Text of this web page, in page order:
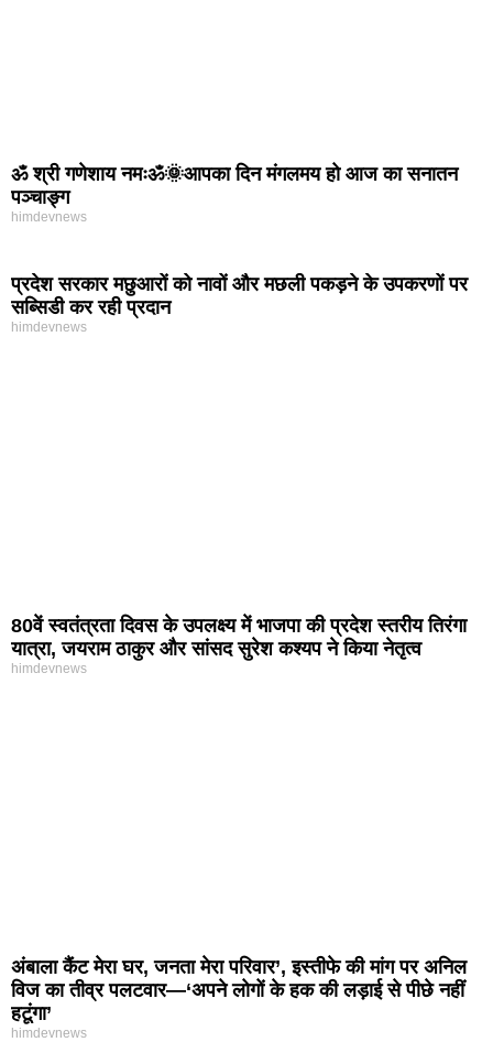
ॐ श्री गणेशाय नमःॐ🌞आपका दिन मंगलमय हो आज का सनातन
पञ्चाङ्ग
himdevnews
प्रदेश सरकार मछुआरों को नावों और मछली पकड़ने के उपकरणों पर
सब्सिडी कर रही प्रदान
himdevnews
80वें स्वतंत्रता दिवस के उपलक्ष्य में भाजपा की प्रदेश स्तरीय तिरंगा
यात्रा, जयराम ठाकुर और सांसद सुरेश कश्यप ने किया नेतृत्व
himdevnews
अंबाला कैंट मेरा घर, जनता मेरा परिवार’, इस्तीफे की मांग पर अनिल
विज का तीव्र पलटवार—‘अपने लोगों के हक की लड़ाई से पीछे नहीं
हटूंगा’
himdevnews